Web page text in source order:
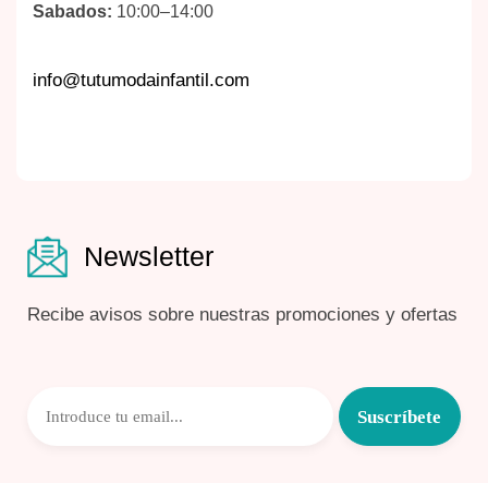
Sabados: 10:00–14:00
info@tutumodainfantil.com
Newsletter
Recibe avisos sobre nuestras promociones y ofertas